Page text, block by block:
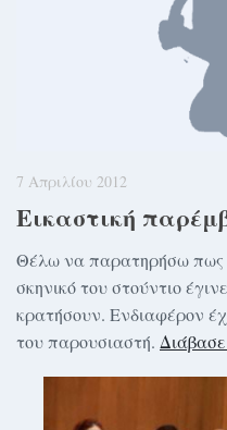
7 Απριλίου 2012
Εικαστική
Θέλω να παρατηρήσω πως
σκηνικό του στούντιο
κρατήσουν. Ενδιαφέρον
του παρουσιαστή.